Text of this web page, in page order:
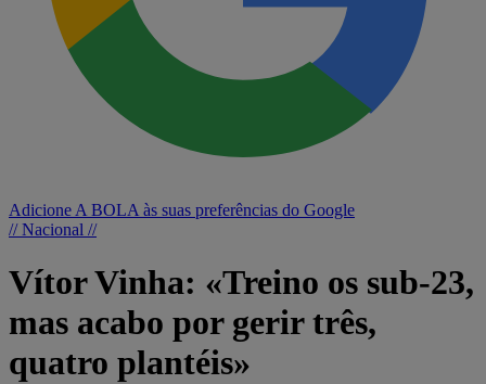
Adicione A BOLA às suas preferências do Google
// Nacional //
Vítor Vinha: «Treino os sub-23,
mas acabo por gerir três,
quatro plantéis»